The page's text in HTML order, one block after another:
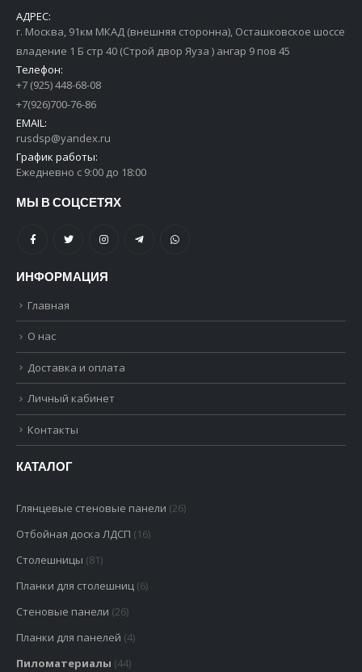
АДРЕС:
г. Москва, 91км МКАД (внешняя сторонна), Осташковское шоссе
владение 1 Б стр 40 (Строй двор Яуза ) ангар 9 пов 45
Телефон:
+7 (925) 448-68-08
+7(926)700-76-86
EMAIL:
rusdsp@yandex.ru
График работы:
Ежедневно с 9:00 до 18:00
МЫ В СОЦСЕТЯХ
ИНФОРМАЦИЯ
Главная
О нас
Доставка и оплата
Личный кабинет
Контакты
КАТАЛОГ
Глянцевые стеновые панели (26)
Отбойная доска ЛДСП (16)
Столешницы (81)
Планки для столешниц (6)
Стеновые панели (26)
Планки для панелей (4)
Пиломатериалы (44)